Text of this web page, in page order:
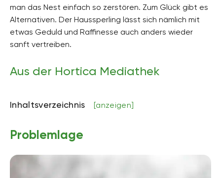
man das Nest einfach so zerstören. Zum Glück gibt es
Alternativen. Der Haussperling lässt sich nämlich mit
etwas Geduld und Raffinesse auch anders wieder
sanft vertreiben.
Aus der Hortica Mediathek
Inhaltsverzeichnis [anzeigen]
Problemlage